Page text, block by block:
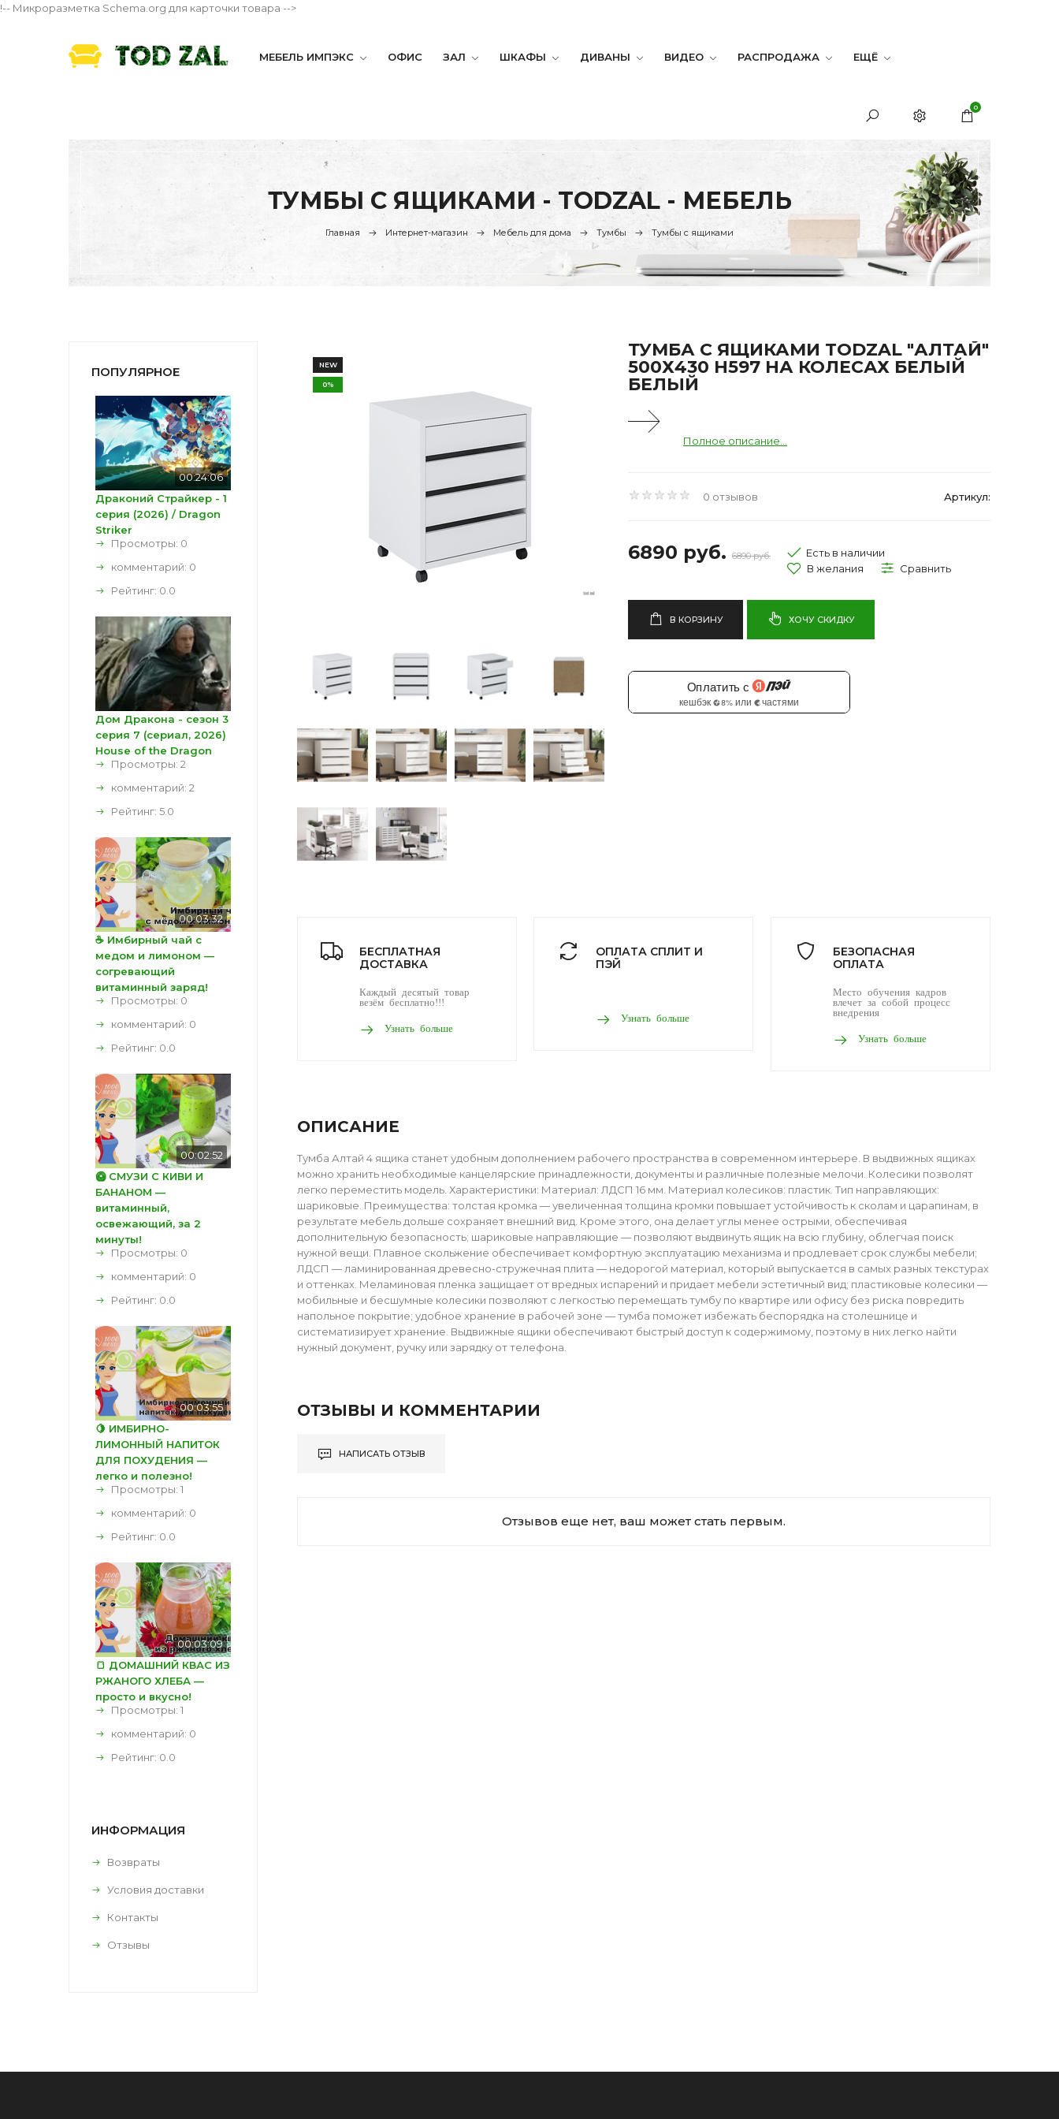
!-- Микроразметка Schema.org для карточки товара -->
МЕБЕЛЬ ИМПЭКС ОФИС ЗАЛ ШКАФЫ ДИВАНЫ ВИДЕО РАСПРОДАЖА ЕЩЁ
0
ТУМБЫ С ЯЩИКАМИ - TODZAL - МЕБЕЛЬ
Главная Интернет-магазин Мебель для дома Тумбы Тумбы с ящиками
NEW
0%
ТУМБА С ЯЩИКАМИ TODZAL "АЛТАЙ"
500Х430 H597 НА КОЛЕСАХ БЕЛЫЙ
БЕЛЫЙ
Полное описание...
0 отзывов Артикул:
6890 руб. 6890 руб. Есть в наличии
В КОРЗИНУ ХОЧУ СКИДКУ
БЕСПЛАТНАЯ
ДОСТАВКА
Каждый десятый товар
везём бесплатно!!!
Узнать больше
ОПЛАТА СПЛИТ И
ПЭЙ
Узнать больше
БЕЗОПАСНАЯ
ОПЛАТА
Место обучения кадров
влечет за собой процесс
внедрения
Узнать больше
ОПИСАНИЕ
Тумба Алтай 4 ящика станет удобным дополнением рабочего пространства в современном интерьере. В выдвижных ящиках
можно хранить необходимые канцелярские принадлежности, документы и различные полезные мелочи. Колесики позволят
легко переместить модель. Характеристики: Материал: ЛДСП 16 мм. Материал колесиков: пластик. Тип направляющих:
шариковые. Преимущества: толстая кромка — увеличенная толщина кромки повышает устойчивость к сколам и царапинам, в
результате мебель дольше сохраняет внешний вид. Кроме этого, она делает углы менее острыми, обеспечивая
дополнительную безопасность; шариковые направляющие — позволяют выдвинуть ящик на всю глубину, облегчая поиск
нужной вещи. Плавное скольжение обеспечивает комфортную эксплуатацию механизма и продлевает срок службы мебели;
ЛДСП — ламинированная древесно-стружечная плита — недорогой материал, который выпускается в самых разных текстурах
и оттенках. Меламиновая пленка защищает от вредных испарений и придает мебели эстетичный вид; пластиковые колесики —
мобильные и бесшумные колесики позволяют с легкостью перемещать тумбу по квартире или офису без риска повредить
напольное покрытие; удобное хранение в рабочей зоне — тумба поможет избежать беспорядка на столешнице и
систематизирует хранение. Выдвижные ящики обеспечивают быстрый доступ к содержимому, поэтому в них легко найти
нужный документ, ручку или зарядку от телефона.
ОТЗЫВЫ И КОММЕНТАРИИ
НАПИСАТЬ ОТЗЫВ
Отзывов еще нет, ваш может стать первым.
ПОПУЛЯРНОЕ
00:24:06
Драконий Страйкер - 1
серия (2026) / Dragon
Striker
Просмотры: 0
комментарий: 0
Рейтинг: 0.0
Дом Дракона - сезон 3
серия 7 (сериал, 2026)
House of the Dragon
Просмотры: 2
комментарий: 2
Рейтинг: 5.0
00:03:32
☕ Имбирный чай с
медом и лимоном —
согревающий
витаминный заряд!
Просмотры: 0
комментарий: 0
Рейтинг: 0.0
00:02:52
🥝 СМУЗИ С КИВИ И
БАНАНОМ —
витаминный,
освежающий, за 2
минуты!
Просмотры: 0
комментарий: 0
Рейтинг: 0.0
00:03:55
🍋 ИМБИРНО-
ЛИМОННЫЙ НАПИТОК
ДЛЯ ПОХУДЕНИЯ —
легко и полезно!
Просмотры: 1
комментарий: 0
Рейтинг: 0.0
00:03:09
🍞 ДОМАШНИЙ КВАС ИЗ
РЖАНОГО ХЛЕБА —
просто и вкусно!
Просмотры: 1
комментарий: 0
Рейтинг: 0.0
ИНФОРМАЦИЯ
Возвраты
Условия доставки
Контакты
Отзывы